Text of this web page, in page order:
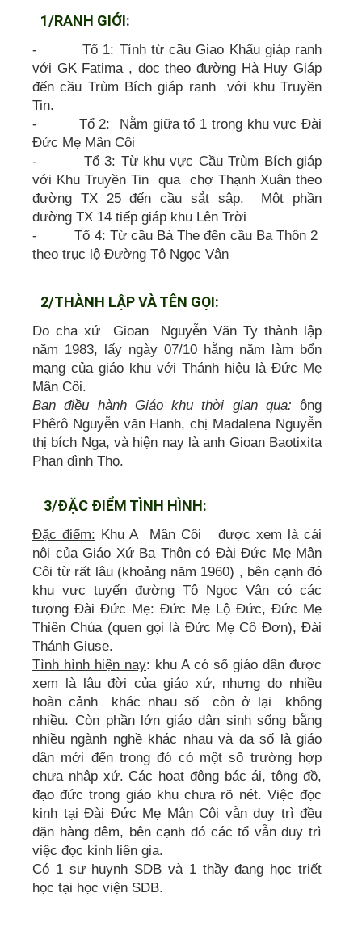
1/RANH GIỚI:
- Tổ 1: Tính từ cầu Giao Khẩu giáp ranh
với GK Fatima , dọc theo đường Hà Huy Giáp
đến cầu Trùm Bích giáp ranh với khu Truyền
Tin.
- Tổ 2: Nằm giữa tổ 1 trong khu vực Đài
Đức Mẹ Mân Côi
- Tổ 3: Từ khu vực Cầu Trùm Bích giáp
với Khu Truyền Tin qua chợ Thạnh Xuân theo
đường TX 25 đến cầu sắt sập. Một phần
đường TX 14 tiếp giáp khu Lên Trời
- Tổ 4: Từ cầu Bà The đến cầu Ba Thôn 2
theo trục lộ Đường Tô Ngọc Vân
2/THÀNH LẬP VÀ TÊN GỌI:
Do cha xứ Gioan Nguyễn Văn Ty thành lập
năm 1983, lấy ngày 07/10 hằng năm làm bổn
mạng của giáo khu với Thánh hiệu là Đức Mẹ
Mân Côi.
Ban điều hành Giáo khu thời gian qua: ông
Phêrô Nguyễn văn Hanh, chị Madalena Nguyễn
thị bích Nga, và hiện nay là anh Gioan Baotixita
Phan đình Thọ.
3/ĐẶC ĐIỂM TÌNH HÌNH:
Đặc điểm: Khu A Mân Côi được xem là cái
nôi của Giáo Xứ Ba Thôn có Đài Đức Mẹ Mân
Côi từ rất lâu (khoảng năm 1960) , bên cạnh đó
khu vực tuyến đường Tô Ngọc Vân có các
tượng Đài Đức Mẹ: Đức Mẹ Lộ Đức, Đức Mẹ
Thiên Chúa (quen gọi là Đức Mẹ Cô Đơn), Đài
Thánh Giuse.
Tình hình hiện nay: khu A có số giáo dân được
xem là lâu đời của giáo xứ, nhưng do nhiều
hoàn cảnh khác nhau số còn ở lại không
nhiều. Còn phần lớn giáo dân sinh sống bằng
nhiều ngành nghề khác nhau và đa số là giáo
dân mới đến trong đó có một số trường hợp
chưa nhập xứ. Các hoạt động bác ái, tông đồ,
đạo đức trong giáo khu chưa rõ nét. Việc đọc
kinh tại Đài Đức Mẹ Mân Côi vẫn duy trì đều
đặn hàng đêm, bên cạnh đó các tổ vẫn duy trì
việc đọc kinh liên gia.
Có 1 sư huynh SDB và 1 thầy đang học triết
học tại học viện SDB.